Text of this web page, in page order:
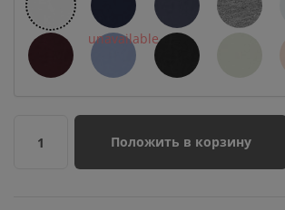
1 Положить в корзину